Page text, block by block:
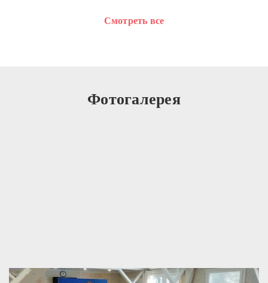
Смотреть все
Фотогалерея